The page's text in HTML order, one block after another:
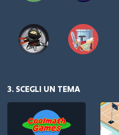
3. SCEGLI UN TEMA